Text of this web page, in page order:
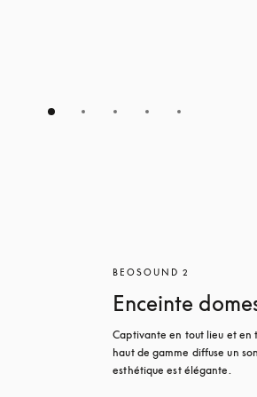
BEOSOUND 2
Enceinte
Captivante en tout lieu et
haut de gamme diffuse un
esthétique est élégante.